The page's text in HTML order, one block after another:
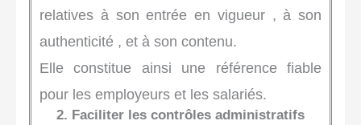
relatives à son entrée en vigueur , à son
authenticité , et à son contenu.
Elle constitue ainsi une référence fiable
pour les employeurs et les salariés.
2. Faciliter les contrôles administratifs